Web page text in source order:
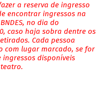
a reserva de ingresso
encontrar ingressos na
no dia do
caso haja sobra dentre os
Cada pessoa
com lugar marcado, se for
disponíveis